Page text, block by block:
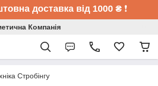
доставка від 1000 ₴ ❗
Компанія
Стробінгу